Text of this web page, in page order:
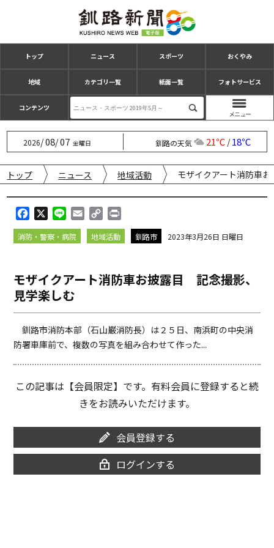
トップ ニュース スポーツ おくやみ
地域 カテゴリ一覧 紙面一覧 フォトサービス
コンテンツ
2026/08/07 金曜日 釧路の天気 21℃/18℃
トップ ニュース 地域活動 モザイクアート消防車
a
c
o
o
i
n
m
a
o
p
i
r
i
消防・警察・病院 地域活動 釧路市 2023年3月26日 日曜日
モザイクアート消防車お披露目 記念撮影、
見学楽しむ
釧路市消防本部（石山巌消防長）は２５日、南浜町の中央消
防署車庫前で、複数の写真を組み合わせて作った...
この記事は【会員限定】です。有料会員に登録すると続
きをお読みいただけます。
会員登録する
ログインする